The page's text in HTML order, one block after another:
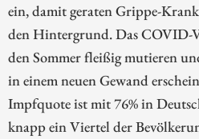
ein, damit geraten Grippe-
den Hintergrund. Das COVID-
den Sommer fleißig mutieren
in einem neuen Gewand
Impfquote ist mit 76% in
knapp ein Viertel der